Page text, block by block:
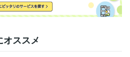
オススメ